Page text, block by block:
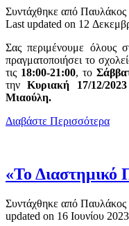
Συντάχθηκε από Παυλάκος
Last updated on 12
Σας περιμένουμε όλους
πραγματοποιήσει το
τις 18:00-21:00, το
τηνΚυριακή 17/12/2023
Μιαούλη.
Διαβάστε Περισσότερα
«Το Διαστημικό
Συντάχθηκε από Παυλάκος
updated on 16 Ιουνίου 2023